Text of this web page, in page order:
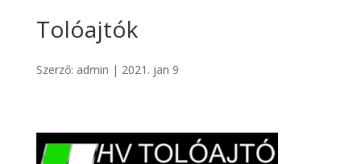
Tolóajtók
Szerző: admin | 2021. jan 9